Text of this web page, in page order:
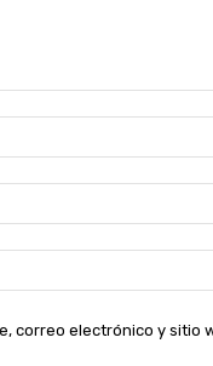
correo electrónico y sitio